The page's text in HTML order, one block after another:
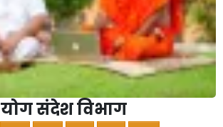
योग संदेश विभाग